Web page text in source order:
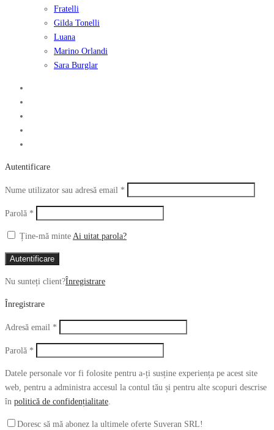
Fratelli
Gilda Tonelli
Luana
Marino Orlandi
Sara Burglar
Autentificare
Nume utilizator sau adresă email *
Parolă *
Ține-mă minte Ai uitat parola?
Autentificare
Nu sunteți client?Înregistrare
Înregistrare
Adresă email *
Parolă *
Datele personale vor fi folosite pentru a-ți susține experiența pe acest site
web, pentru a administra accesul la contul tău și pentru alte scopuri descrise
în politică de confidențialitate
Doresc să mă abonez la ultimele oferte Suveran SRL!